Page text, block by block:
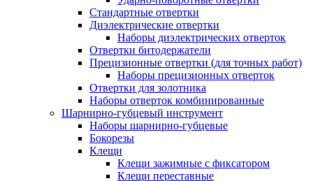
Стандартные отвертки
Диэлектрические отвертки
Наборы диэлектрических отверток
Отвертки битодержатели
Прецизионные отвертки (для точных работ)
Наборы прецизионных отверток
Отвертки для золотника
Наборы отверток комбинированные
Шарнирно-губцевый инструмент
Наборы шарнирно-губцевые
Бокорезы
Клещи
Клещи зажимные с фиксатором
Клещи переставные